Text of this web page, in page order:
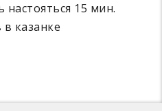
настояться 15 мин.
казанке